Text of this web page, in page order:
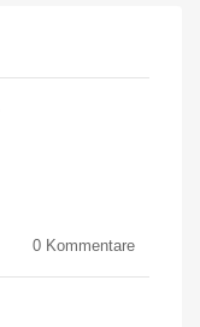
0 Kommentare